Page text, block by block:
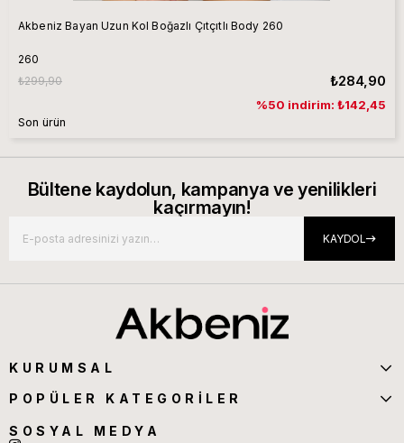
Akbeniz Bayan Uzun Kol Boğazlı Çıtçıtlı Body 260
260
₺284,90
₺299,90
%50 indirim: ₺142,45
Son ürün
Bültene kaydolun, kampanya ve yenilikleri
kaçırmayın!
KAYDOL
KURUMSAL
POPÜLER KATEGORİLER
SOSYAL MEDYA